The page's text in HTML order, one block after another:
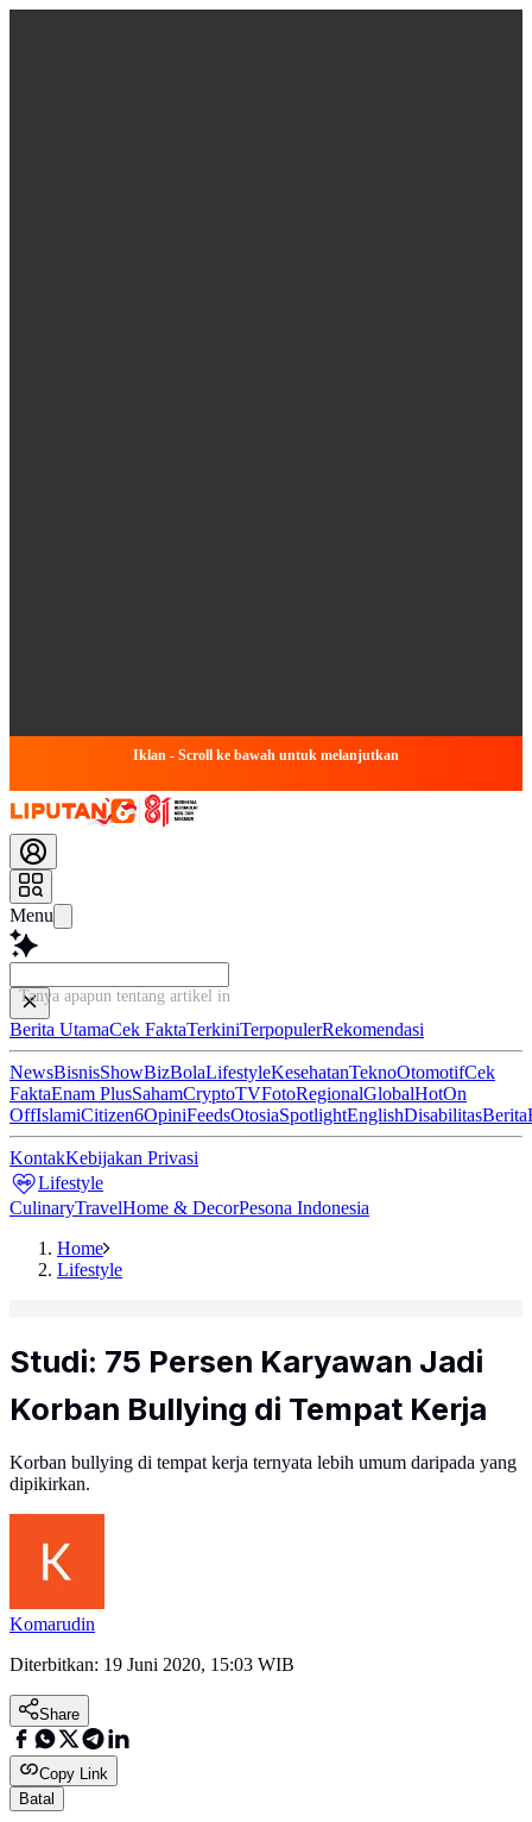
Iklan - Scroll ke bawah untuk melanjutkan
Menu
Tanya apapun tentang artikel ini...
Berita UtamaCek FaktaTerkiniTerpopulerRekomendasi
NewsBisnisShowBizBolaLifestyleKesehatanTeknoOtomotifCek
FaktaEnam PlusSahamCryptoTVFotoRegionalGlobalHotOn
OffIslamiCitizen6OpiniFeedsOtosiaSpotlightEnglishDisabilitasBerita
KontakKebijakan Privasi
Lifestyle
CulinaryTravelHome & DecorPesona Indonesia
Home
Lifestyle
Studi: 75 Persen Karyawan Jadi
Korban Bullying di Tempat Kerja
Korban bullying di tempat kerja ternyata lebih umum daripada yang
dipikirkan.
Komarudin
Diterbitkan: 19 Juni 2020, 15:03 WIB
Share
Copy Link
Batal